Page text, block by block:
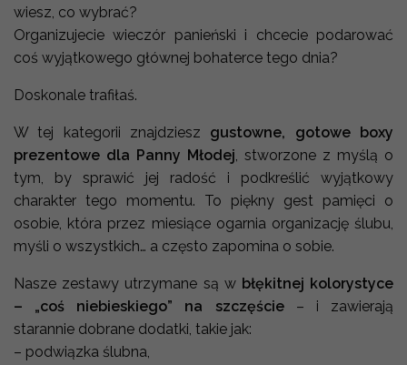
wiesz, co wybrać?
Organizujecie wieczór panieński i chcecie podarować
coś wyjątkowego głównej bohaterce tego dnia?
Doskonale trafiłaś.
W tej kategorii znajdziesz gustowne, gotowe boxy
prezentowe dla Panny Młodej, stworzone z myślą o
tym, by sprawić jej radość i podkreślić wyjątkowy
charakter tego momentu. To piękny gest pamięci o
osobie, która przez miesiące ogarnia organizację ślubu,
myśli o wszystkich… a często zapomina o sobie.
Nasze zestawy utrzymane są w błękitnej kolorystyce
– „coś niebieskiego” na szczęście– i zawierają
starannie dobrane dodatki, takie jak:
– podwiązka ślubna,